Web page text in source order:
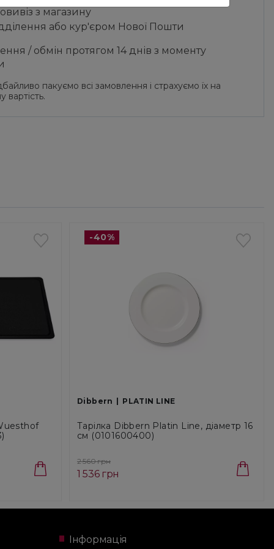
з магазину
або кур'єром Нової Пошти
/ обмін протягом 14 днів з моменту
пакуємо всі замовлення і страхуємо їх на
вартість.
-40%
Dibbern PLATIN LINE
Тарілка Dibbern Platin Line, діаметр 16
см (0101600400)
2 560 грн
1 536 грн
Інформація